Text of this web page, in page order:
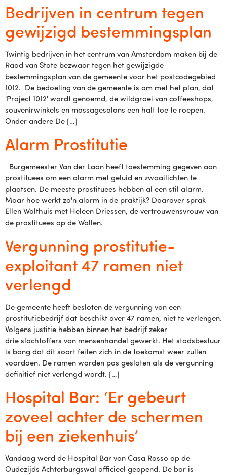
Bedrijven in centrum tegen
gewijzigd bestemmingsplan
Twintig bedrijven in het centrum van Amsterdam maken bij de
Raad van State bezwaar tegen het gewijzigde
bestemmingsplan van de gemeente voor het postcodegebied
1012. De bedoeling van de gemeente is om met het plan, dat
'Project 1012' wordt genoemd, de wildgroei van coffeeshops,
souvenirwinkels en massagesalons een halt toe te roepen.
Onder andere De […]
Alarm Prostitutie
Burgemeester Van der Laan heeft toestemming gegeven aan
prostituees om een alarm met geluid en zwaailichten te
plaatsen. De meeste prostituees hebben al een stil alarm.
Maar hoe werkt zo'n alarm in de praktijk? Daarover sprak
Ellen Walthuis met Heleen Driessen, de vertrouwensvrouw van
de prostituees op de Wallen.
Vergunning prostitutie-
exploitant 47 ramen niet
verlengd
De gemeente heeft besloten de vergunning van een
prostitutiebedrijf dat beschikt over 47 ramen, niet te verlengen.
Volgens justitie hebben binnen het bedrijf zeker
drie slachtoffers van mensenhandel gewerkt. Het stadsbestuur
is bang dat dit soort feiten zich in de toekomst weer zullen
voordoen. De ramen worden pas gesloten als de vergunning
definitief niet verlengd wordt. […]
Hospital Bar: ‘Er gebeurt
zoveel achter de schermen
bij een ziekenhuis’
Vandaag werd de Hospital Bar van Casa Rosso op de
Oudezijds Achterburgswal officieel geopend. De bar is